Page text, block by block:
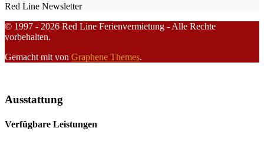
Red Line Newsletter
© 1997 - 2026 Red Line Ferienvermietung - Alle Rechte
vorbehalten.
Gemacht mit von Graphene Themes.
Ausstattung
Verfügbare Leistungen